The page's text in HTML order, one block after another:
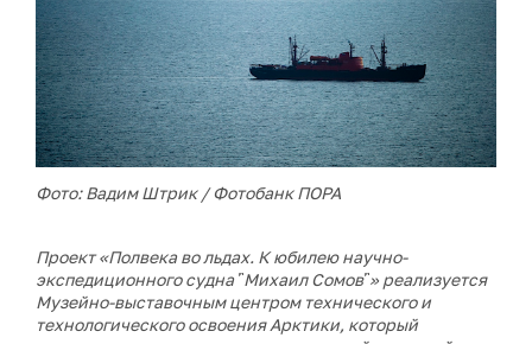
Фото: Вадим Штрик / Фотобанк ПОРА
Проект «Полвека во льдах. К юбилею научно-
экспедиционного судна ῝Михаил Сомов῝» реализуется
Музейно-выставочным центром технического и
технологического освоения Арктики, который